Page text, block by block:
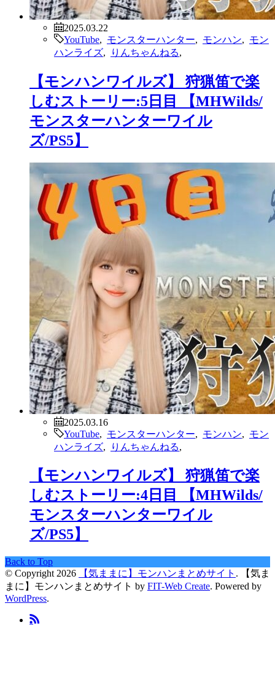
2025.03.22
YouTube
モンスターハンター モンハン
モン
ハンライズ
りんちゃんねる
【モンハンワイルズ】 狩猟笛で楽
しむストーリー:5日目 【MHWilds/
モンスターハンターワイル
ズ/PS5】
2025.03.16
YouTube
モンスターハンター モンハン
モン
ハンライズ
りんちゃんねる
【モンハンワイルズ】 狩猟笛で楽
しむストーリー:4日目 【MHWilds/
モンスターハンターワイル
ズ/PS5】
Back to Top
© Copyright 2026
【気ままに】モンハンまとめサイト .
【気ま
まに】モンハンまとめサイト by FIT-Web Create. Powered by
WordPress.